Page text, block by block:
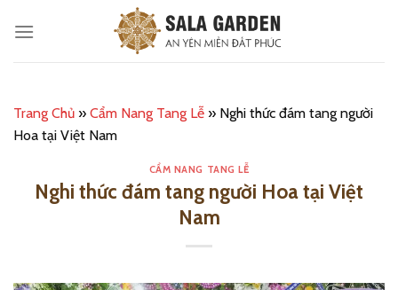
qua
Trang Chủ » Cẩm Nang Tang Lễ » Nghi thức đám tang người
Hoa tại Việt Nam
CẨM NANG TANG LỄ
Nghi thức đám tang người Hoa tại Việt
Nam